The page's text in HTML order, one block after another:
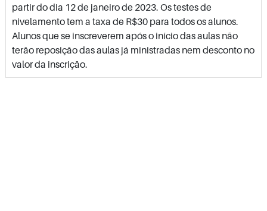
partir do dia 12 de janeiro de 2023. Os testes de
nivelamento tem a taxa de R$30 para todos os alunos.
Alunos que se inscreverem após o início das aulas não
terão reposição das aulas já ministradas nem desconto no
valor da inscrição.